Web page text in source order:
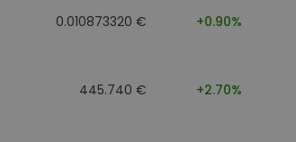
0.010873320 € +0.90%
445.740 € +2.70%